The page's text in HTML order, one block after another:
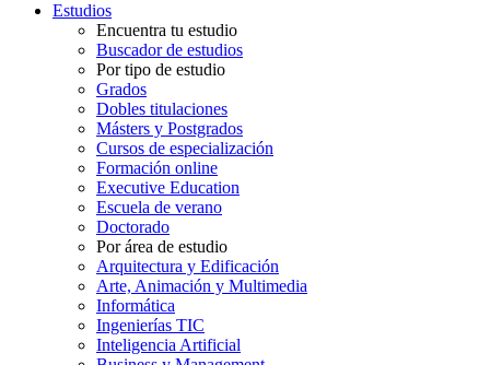
Estudios
Encuentra tu estudio
Buscador de estudios
Por tipo de estudio
Grados
Dobles titulaciones
Másters y Postgrados
Cursos de especialización
Formación online
Executive Education
Escuela de verano
Doctorado
Por área de estudio
Arquitectura y Edificación
Arte, Animación y Multimedia
Informática
Ingenierías TIC
Inteligencia Artificial